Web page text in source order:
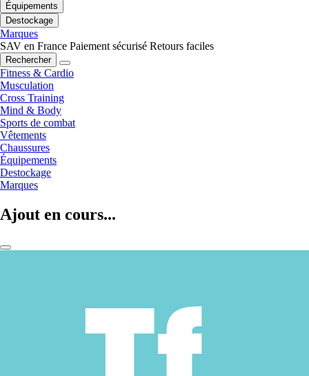
Équipements
Destockage
Marques
SAV en France Paiement sécurisé Retours faciles
Rechercher
Fitness & Cardio
Musculation
Cross Training
Mind & Body
Sports de combat
Vêtements
Chaussures
Équipements
Destockage
Marques
Ajout en cours...